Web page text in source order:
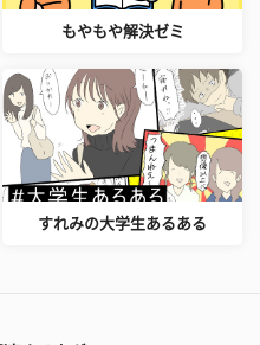
もやもや解決ゼミ
すれみの大学生あるある